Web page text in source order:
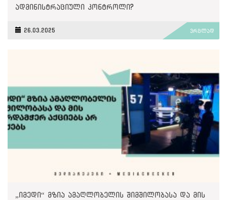
ადმინისტრაციული კონტროლი?
26.03.2025 ვრცლად
„იმედი“ მზია ამაღლობელის შიმშილობასა და მის